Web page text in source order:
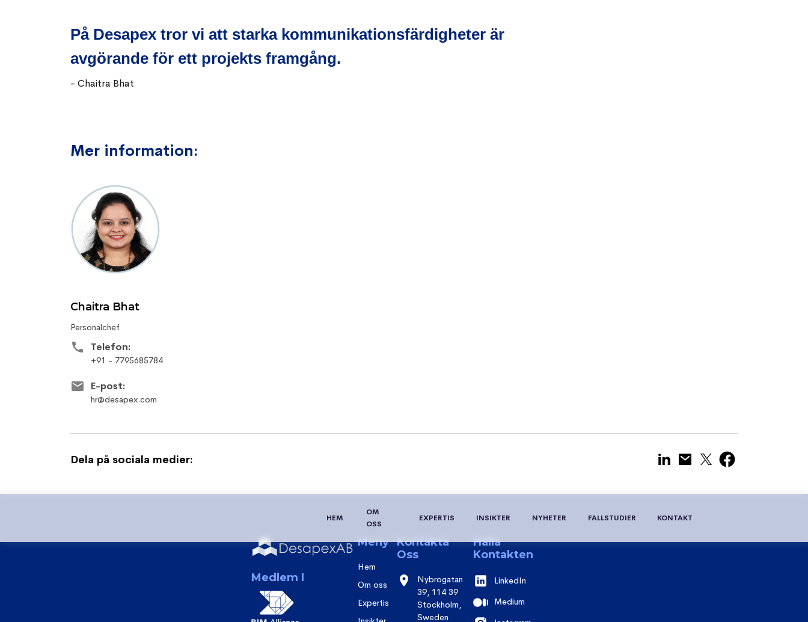
På Desapex tror vi att starka kommunikationsfärdigheter är
avgörande för ett projekts framgång.
- Chaitra Bhat
Mer information:
Chaitra Bhat
Personalchef
Telefon:
+91 - 7795685784
E-post:
hr@desapex.com
Dela på sociala medier:
HEM
OM
OSS
EXPERTIS INSIKTER NYHETER FALLSTUDIER KONTAKT
Medlem I
Meny
Hem
Om oss
Expertis
Kontakta
Oss
Nybrogatan
39, 114 39
Stockholm,
Sweden
Hålla
Kontakten
LinkedIn
Medium